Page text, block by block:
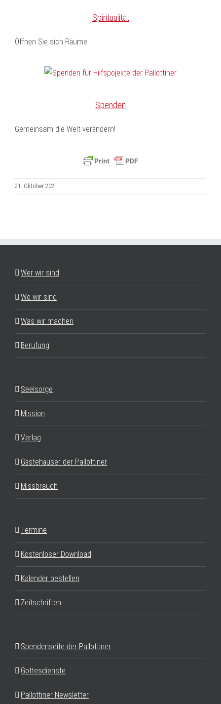
Spiritualität
Öffnen Sie sich Räume
Spenden
Gemeinsam die Welt verändern!
21. Oktober 2021
Wer wir sind
Wo wir sind
Was wir machen
Berufung
Seelsorge
Mission
Verlag
Gästehäuser der Pallottiner
Missbrauch
Termine
Kostenloser Download
Kalender bestellen
Zeitschriften
Spendenseite der Pallottiner
Gottesdienste
Pallottiner Newsletter